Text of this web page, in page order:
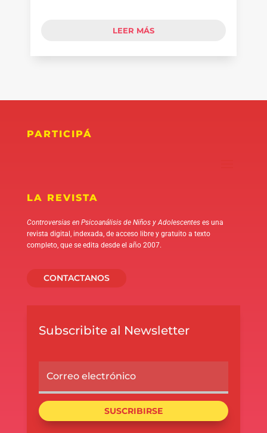
LEER MÁS
PARTICIPÁ
LA REVISTA
Controversias en Psicoanálisis de Niños y Adolescenteses una
revista digital, indexada, de acceso libre y gratuito a texto
completo, que se edita desde el año 2007.
CONTACTANOS
Subscribite al Newsletter
SUSCRIBIRSE